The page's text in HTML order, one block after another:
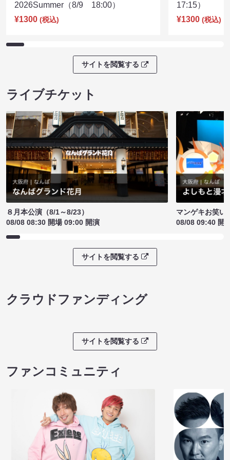
2026Summer（8/9 18:00）
¥1300 (税込)
17:15）
¥1300 (税込)
サイトを閲覧する
ライブチケット
８月本公演（8/1～8/23）
08/08 08:30 開場 09:00 開演
マンゲキお笑い
08/08 09:40 開
サイトを閲覧する
クラウドファンディング
サイトを閲覧する
ファンコミュニティ